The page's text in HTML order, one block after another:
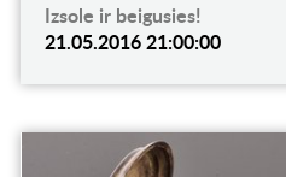
Izsole ir beigusies!
21.05.2016 21:00:00